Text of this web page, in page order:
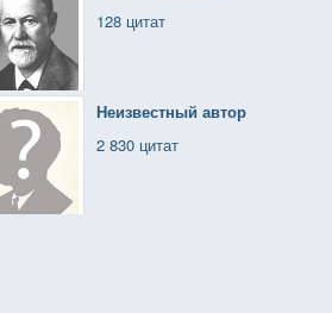
128 цитат
Неизвестный автор
2 830 цитат